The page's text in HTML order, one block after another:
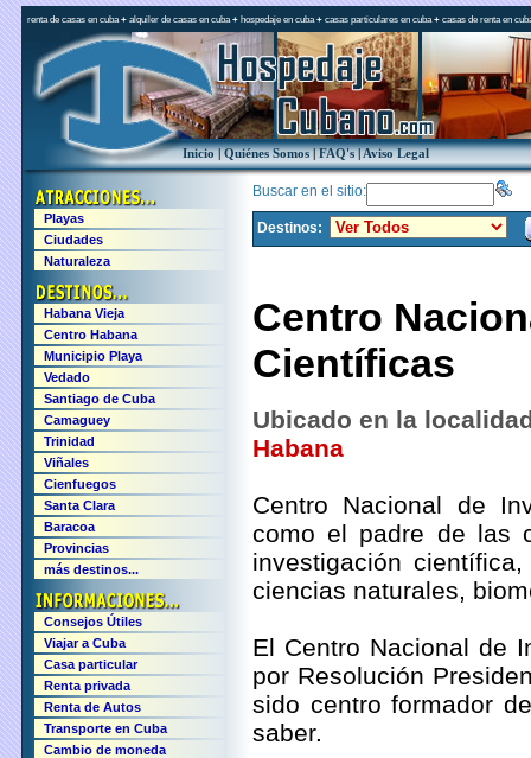
renta de casas en cuba+ alquiler de casas en cuba+ hospedaje en cuba+ casas particulares en cuba+ casas de renta en
Inicio|Quiénes Somos|FAQ's|Aviso Legal
Buscar en el sitio:
Destinos:
Centro
Científicas
Ubicado en la
Habana
Centro Nacional de
como el padre de las
investigación
ciencias naturales,
El Centro Nacional de
por Resolución
sido centro formador
saber.
Playas
Ciudades
Naturaleza
Habana Vieja
Centro Habana
Municipio Playa
Vedado
Santiago de Cuba
Camaguey
Trinidad
Viñales
Cienfuegos
Santa Clara
Baracoa
Provincias
más destinos...
Consejos Útiles
Viajar a Cuba
Casa particular
Renta privada
Renta de Autos
Transporte en Cuba
Cambio de moneda